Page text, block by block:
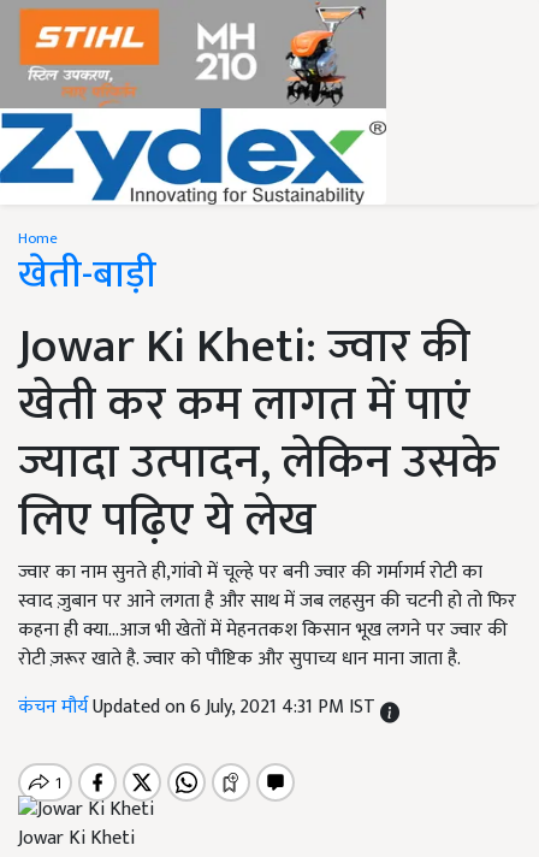
Home
खेती-बाड़ी
Jowar Ki Kheti: ज्वार की
खेती कर कम लागत में पाएं
ज्यादा उत्पादन, लेकिन उसके
लिए पढ़िए ये लेख
ज्वार का नाम सुनते ही,गांवो में चूल्हे पर बनी ज्वार की गर्मागर्म रोटी का
स्वाद ज़ुबान पर आने लगता है और साथ में जब लहसुन की चटनी हो तो फिर
कहना ही क्या...आज भी खेतों में मेहनतकश किसान भूख लगने पर ज्वार की
रोटी ज़रूर खाते है. ज्वार को पौष्टिक और सुपाच्य धान माना जाता है.
कंचन मौर्यUpdated on 6 July, 2021 4:31 PM IST
Jowar Ki Kheti